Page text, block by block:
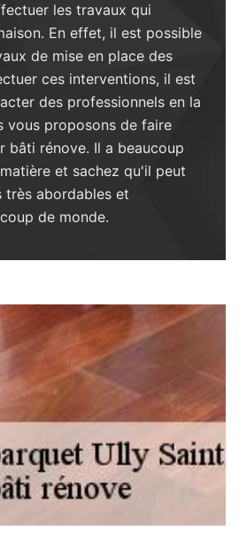
les travaux qui
En effet, il est possible
de mise en place des
ces interventions, il est
des professionnels en la
vous proposons de faire
bâti rénove. Il a beaucoup
et sachez qu'il peut
abordables et
de monde.